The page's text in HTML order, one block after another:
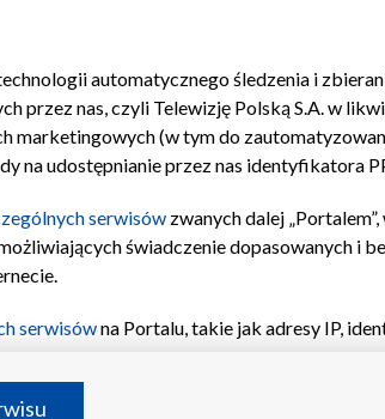
Moje zgody Pomoc Biuro
automatycznego śledzenia i
nas, czyli Telewizję Polską S.A. w
marketingowych (w tym do
na udostępnianie przez nas identyfikatora
serwisów zwanych dalej
świadczenie dopasowanych i
serwisówna Portalu, takie jak adresy IP,
na urządzeniu lub dostęp do nich,
treści, wyboru